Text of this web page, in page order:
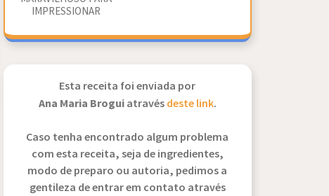
IMPRESSIONAR
Esta receita foi enviada por
Ana Maria Broguiatravésdeste link.
Caso tenha encontrado algum problema
com esta receita, seja de ingredientes,
modo de preparo ou autoria, pedimos a
gentileza de entrar em contato através